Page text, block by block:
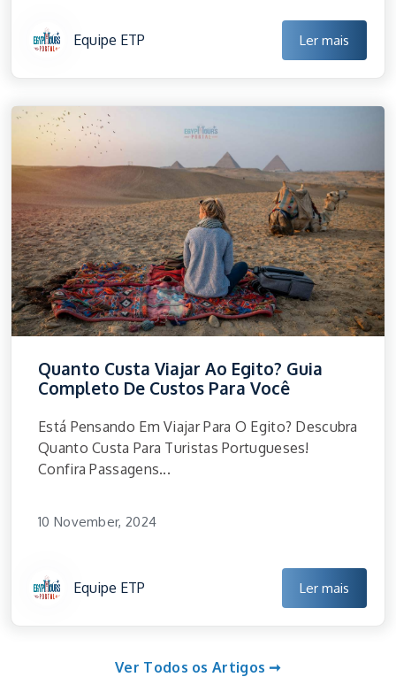
Equipe ETP Ler mais
Quanto Custa Viajar Ao Egito? Guia
Completo De Custos Para Você
Está Pensando Em Viajar Para O Egito? Descubra
Quanto Custa Para Turistas Portugueses!
Confira Passagens...
10 November, 2024
Equipe ETP Ler mais
Ver Todos os Artigos ➞